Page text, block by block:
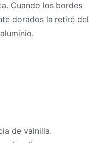
Cuando los bordes
dorados la retiré del
de vainilla.